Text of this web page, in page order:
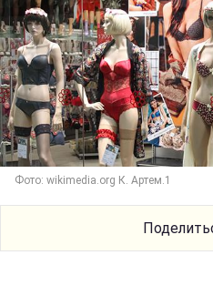
Фото: wikimedia.org К. Артем.1